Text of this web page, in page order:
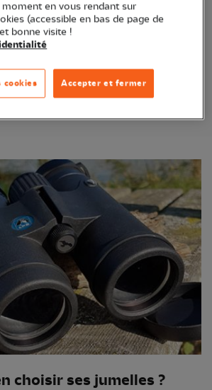
vitres oiseaux
les anticollisions
choisir ses jumelles ?
en vous rendant sur
(accessible en bas de page de
bonne visite !
Accepter et fermer
cookies